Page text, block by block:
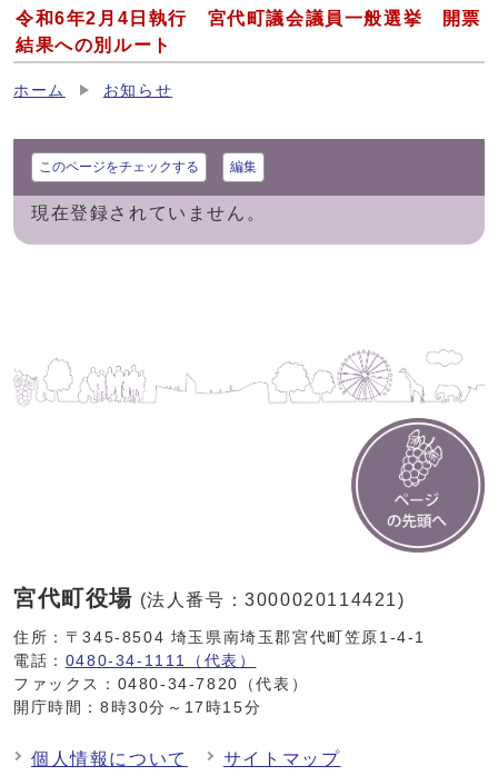
令和6年2月4日執行 宮代町議会議員一般選挙 開票
結果への別ルート
ホーム お知らせ
このページをチェックする 編集
現在登録されていません。
宮代町役場 (法人番号：3000020114421)
住所：〒345-8504 埼玉県南埼玉郡宮代町笠原1-4-1
電話： 0480-34-1111（代表）
ファックス：0480-34-7820（代表）
開庁時間：8時30分～17時15分
個人情報について サイトマップ